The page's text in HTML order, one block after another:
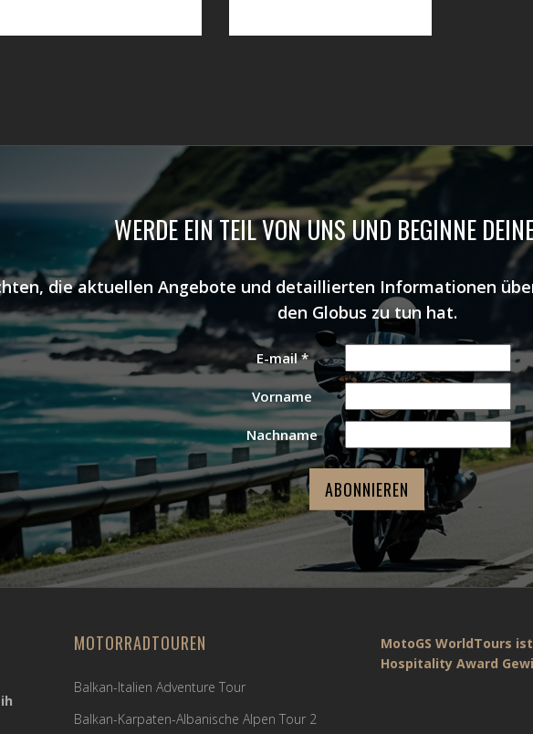
WERDE EIN TEIL VON UNS UND BEGINNE
die aktuellen Angebote und detaillierten Informationen
den Globus zu tun hat.
E-mail*
Vorname
Nachname
MOTORRADTOUREN
Balkan-Italien Adventure Tour
Balkan-Karpaten-Albanische Alpen Tour 2
MotoGS WorldTours
Hospitality Award